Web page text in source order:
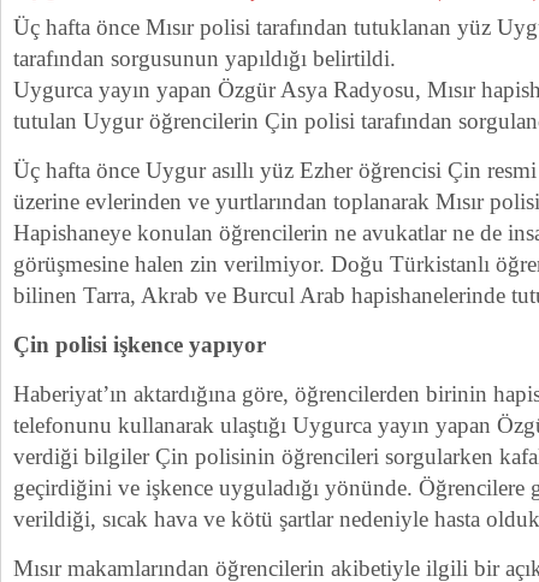
Üç hafta önce Mısır polisi tarafından tutuklanan yüz
tarafından sorgusunun yapıldığı belirtildi.
Uygurca yayın yapan Özgür Asya Radyosu, Mısır
tutulan Uygur öğrencilerin Çin polisi tarafından
Üç hafta önce Uygur asıllı yüz Ezher öğrencisi Çin
üzerine evlerinden ve yurtlarından toplanarak Mısır
Hapishaneye konulan öğrencilerin ne avukatlar ne de
görüşmesine halen zin verilmiyor. Doğu Türkistanlı
bilinen Tarra, Akrab ve Burcul Arab hapishanelerinde
Çin polisi işkence yapıyor
Haberiyat’ın aktardığına göre, öğrencilerden birinin
telefonunu kullanarak ulaştığı Uygurca yayın yapan
verdiği bilgiler Çin polisinin öğrencileri sorgularken
geçirdiğini ve işkence uyguladığı yönünde. Öğrencilere
verildiği, sıcak hava ve kötü şartlar nedeniyle hasta
Mısır makamlarından öğrencilerin akibetiyle ilgili bir